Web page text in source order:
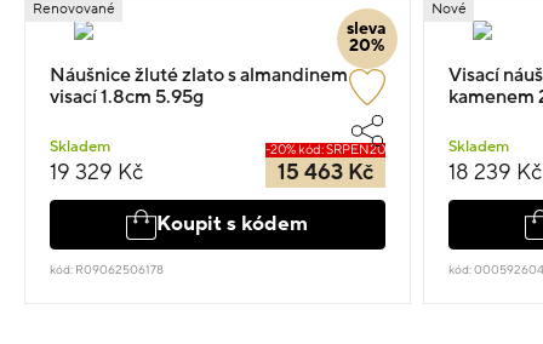
sleva
20%
Renovované
Náušnice žluté zlato s almandinem
visací 1.8cm 5.95g
Skladem
19 329 Kč
-20% kód: SRPEN20
15 463 Kč
Koupit s kódem
kód: R09062506178
Nové
Visací
kamenem
Skladem
18 239 Kč
kód: